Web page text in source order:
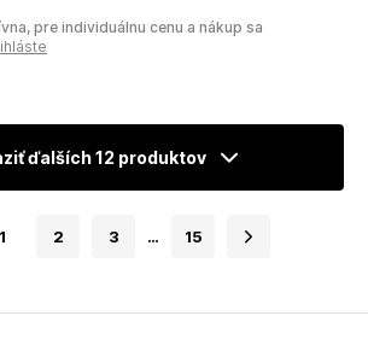
pre individuálnu cenu a nákup sa
ďalších 12 produktov
1 2 3 … 15